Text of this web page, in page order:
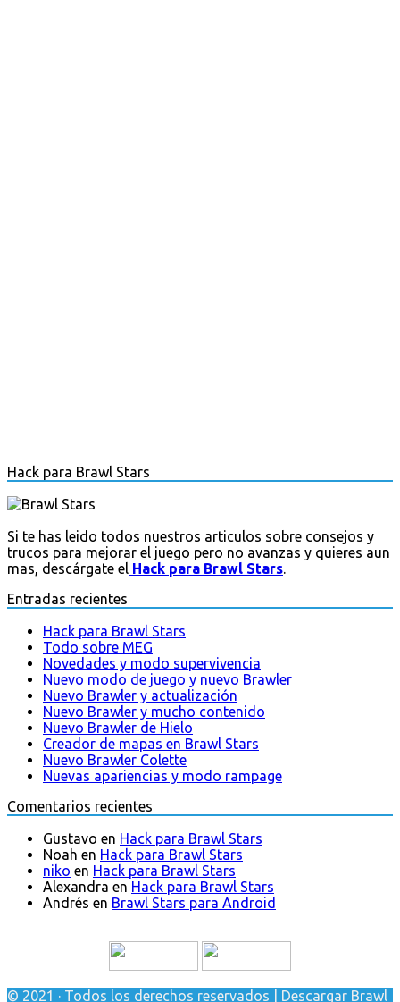
Hack para Brawl Stars
Si te has leido todos nuestros articulos sobre consejos y
trucos para mejorar el juego pero no avanzas y quieres aun
mas, descárgate el Hack para Brawl Stars.
Entradas recientes
Hack para Brawl Stars
Todo sobre MEG
Novedades y modo supervivencia
Nuevo modo de juego y nuevo Brawler
Nuevo Brawler y actualización
Nuevo Brawler y mucho contenido
Nuevo Brawler de Hielo
Creador de mapas en Brawl Stars
Nuevo Brawler Colette
Nuevas apariencias y modo rampage
Comentarios recientes
Gustavo en Hack para Brawl Stars
Noah en Hack para Brawl Stars
niko en Hack para Brawl Stars
Alexandra en Hack para Brawl Stars
Andrés en Brawl Stars para Android
© 2021 · Todos los derechos reservados | Descargar Brawl